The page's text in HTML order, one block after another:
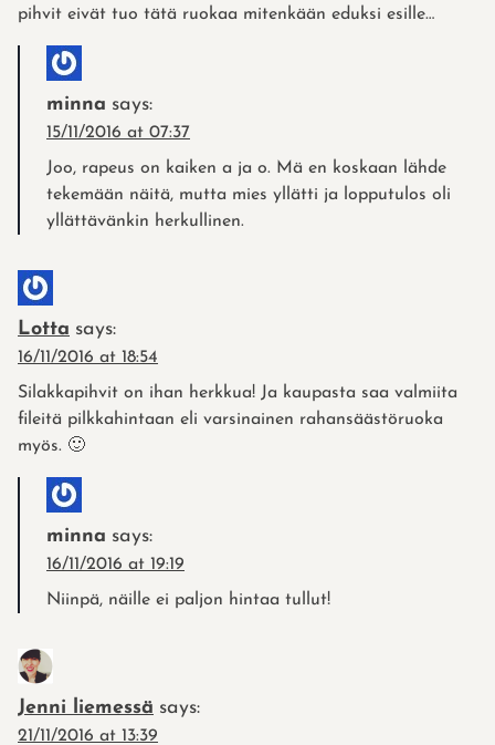
pihvit eivät tuo tätä ruokaa mitenkään eduksi esille…
minna says:
15/11/2016 at 07:37
Joo, rapeus on kaiken a ja o. Mä en koskaan lähde
tekemään näitä, mutta mies yllätti ja lopputulos oli
yllättävänkin herkullinen.
Lotta says:
16/11/2016 at 18:54
Silakkapihvit on ihan herkkua! Ja kaupasta saa valmiita
fileitä pilkkahintaan eli varsinainen rahansäästöruoka
myös. 🙂
minna says:
16/11/2016 at 19:19
Niinpä, näille ei paljon hintaa tullut!
Jenni liemessä says:
21/11/2016 at 13:39